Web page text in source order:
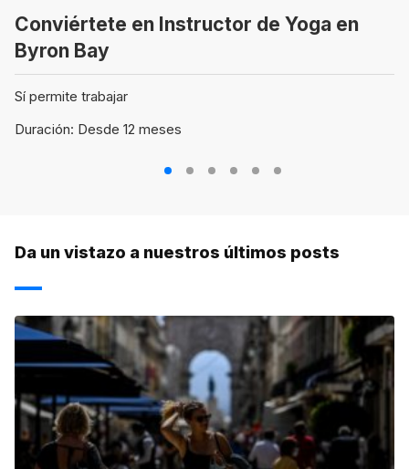
Conviértete en Instructor de Yoga en
Byron Bay
Sí permite trabajar
Duración: Desde 12 meses
3 4 5 6
Da un vistazo a nuestros últimos posts